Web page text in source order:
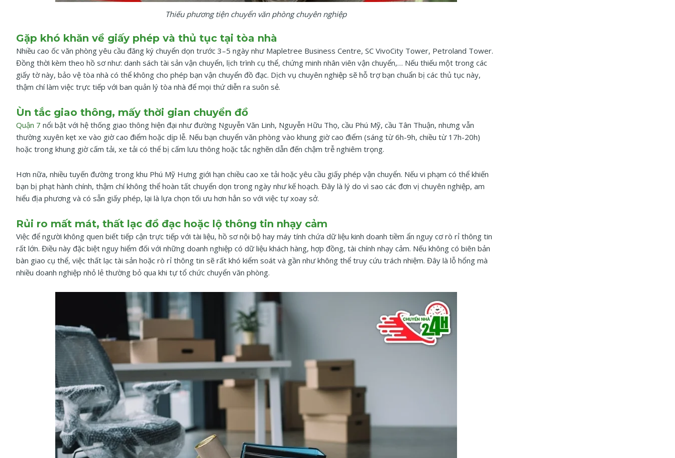
Thiếu phương tiện chuyển văn phòng chuyên nghiệp
Gặp khó khăn về giấy phép và thủ tục tại tòa nhà
Nhiều cao ốc văn phòng yêu cầu đăng ký chuyển dọn trước 3–5 ngày như Mapletree Business Centre, SC VivoCity Tower, Petroland Tower.
Đồng thời kèm theo hồ sơ như: danh sách tài sản vận chuyển, lịch trình cụ thể, chứng minh nhân viên vận chuyển,… Nếu thiếu một trong các
giấy tờ này, bảo vệ tòa nhà có thể không cho phép bạn vận chuyển đồ đạc. Dịch vụ chuyên nghiệp sẽ hỗ trợ bạn chuẩn bị các thủ tục này,
thậm chí làm việc trực tiếp với ban quản lý tòa nhà để mọi thứ diễn ra suôn sẻ.
Ùn tắc giao thông, mấy thời gian chuyển đồ
Quận 7 nổi bật với hệ thống giao thông hiện đại như đường Nguyễn Văn Linh, Nguyễn Hữu Thọ, cầu Phú Mỹ, cầu Tân Thuận, nhưng vẫn
thường xuyên kẹt xe vào giờ cao điểm hoặc dịp lễ. Nếu bạn chuyển văn phòng vào khung giờ cao điểm (sáng từ 6h-9h, chiều từ 17h-20h)
hoặc trong khung giờ cấm tải, xe tải có thể bị cấm lưu thông hoặc tắc nghẽn dẫn đến chậm trễ nghiêm trọng.
Hơn nữa, nhiều tuyến đường trong khu Phú Mỹ Hưng giới hạn chiều cao xe tải hoặc yêu cầu giấy phép vận chuyển. Nếu vi phạm có thể khiến
bạn bị phạt hành chính, thậm chí không thể hoàn tất chuyển dọn trong ngày như kế hoạch. Đây là lý do vì sao các đơn vị chuyên nghiệp, am
hiểu địa phương và có sẵn giấy phép, lại là lựa chọn tối ưu hơn hẳn so với việc tự xoay sở.
Rủi ro mất mát, thất lạc đồ đạc hoặc lộ thông tin nhạy cảm
Việc để người không quen biết tiếp cận trực tiếp với tài liệu, hồ sơ nội bộ hay máy tính chứa dữ liệu kinh doanh tiềm ẩn nguy cơ rò rỉ thông tin
rất lớn. Điều này đặc biệt nguy hiểm đối với những doanh nghiệp có dữ liệu khách hàng, hợp đồng, tài chính nhạy cảm. Nếu không có biên bản
bàn giao cụ thể, việc thất lạc tài sản hoặc rò rỉ thông tin sẽ rất khó kiểm soát và gần như không thể truy cứu trách nhiệm. Đây là lỗ hổng mà
nhiều doanh nghiệp nhỏ lẻ thường bỏ qua khi tự tổ chức chuyển văn phòng.